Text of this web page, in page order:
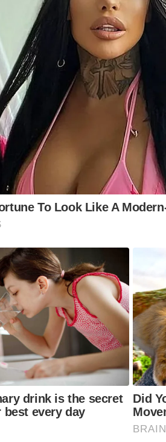
To Look Like A
drink is the secret
every day
Did